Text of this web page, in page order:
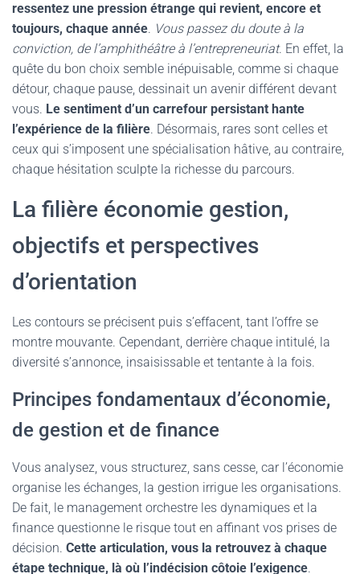
ressentez une pression étrange qui revient, encore et
toujours, chaque année. Vous passez du doute à la
conviction, de l’amphithéâtre à l’entrepreneuriat. En effet, la
quête du bon choix semble inépuisable, comme si chaque
détour, chaque pause, dessinait un avenir différent devant
vous. Le sentiment d’un carrefour persistant hante
l’expérience de la filière. Désormais, rares sont celles et
ceux qui s’imposent une spécialisation hâtive, au contraire,
chaque hésitation sculpte la richesse du parcours.
La filière économie gestion,
objectifs et perspectives
d’orientation
Les contours se précisent puis s’effacent, tant l’offre se
montre mouvante. Cependant, derrière chaque intitulé, la
diversité s’annonce, insaisissable et tentante à la fois.
Principes fondamentaux d’économie,
de gestion et de finance
Vous analysez, vous structurez, sans cesse, car l’économie
organise les échanges, la gestion irrigue les organisations.
De fait, le management orchestre les dynamiques et la
finance questionne le risque tout en affinant vos prises de
décision. Cette articulation, vous la retrouvez à chaque
étape technique, là où l’indécision côtoie l’exigence.